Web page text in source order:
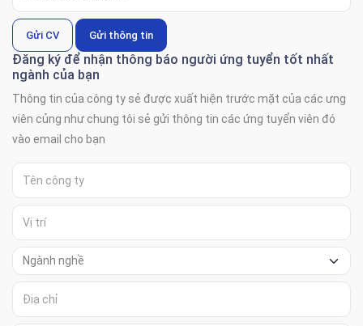
Gửi CV Gửi thông tin
Đăng ký để nhận thông báo người ứng tuyển tốt nhất
ngành của bạn
Thông tin của công ty sẻ được xuất hiện trước mặt của các ưng
viên củng như chung tôi sẻ gửi thông tin các ứng tuyển viên đó
vào email cho bạn